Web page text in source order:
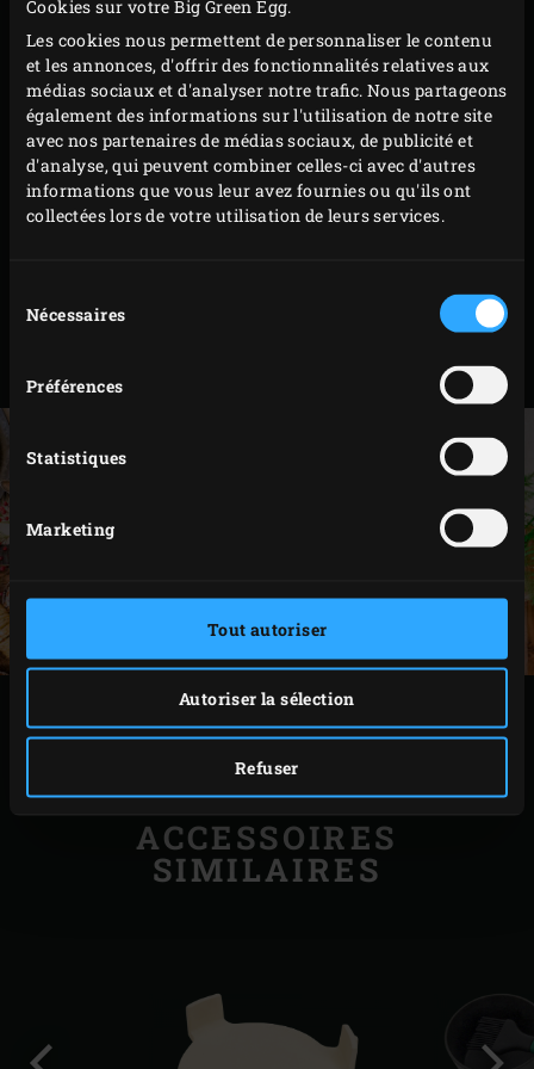
Cookies sur votre Big Green Egg.
Les cookies nous permettent de personnaliser le contenu
et les annonces, d'offrir des fonctionnalités relatives aux
médias sociaux et d'analyser notre trafic. Nous partageons
également des informations sur l'utilisation de notre site
avec nos partenaires de médias sociaux, de publicité et
d'analyse, qui peuvent combiner celles-ci avec d'autres
informations que vous leur avez fournies ou qu'ils ont
collectées lors de votre utilisation de leurs services.
duNécessaires
Préférences
Statistiques
Marketing
Tout autoriser
Autoriser la sélection
Refuser
PRÉPARATION
Faites chauffer l’huile d’olive dans le poêlon à
sauce. Ajoutez les échalotes émincées, rabattez le
couvercle de l’EGG et faites cuire les échalotes
4 minutes environ jusqu’à ce qu’elles soient
l’EGG. Dans un joli ramequin, mélangez les
échalotes au safran avec la mayonnaise et la crème
fraîche. Salez à convenance avec le sel de mer.
IMPRIMER
ACCESSOIRES
SIMILAIRES